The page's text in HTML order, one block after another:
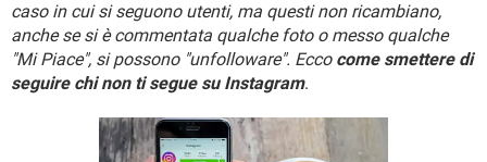
HARDWARE
INSTAGRAM WHATSAPP
TIKTOK FACEBOOK
HARDWARE
iOS WINDOWS 10
INSTAGRAM WHATSAPP
caso in cui si seguono utenti, ma questi non ricambiano,
anche se si è commentata qualche foto o messo qualche
"Mi Piace", si possono "unfolloware". Ecco come smettere di
seguire chi non ti segue su Instagram.